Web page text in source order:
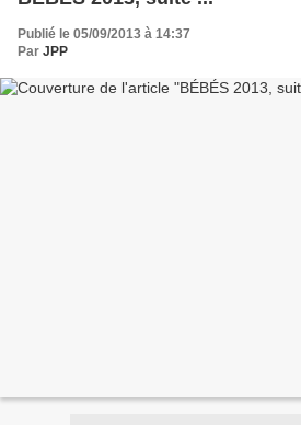
Publié le 05/09/2013 à 14:37
Par JPP